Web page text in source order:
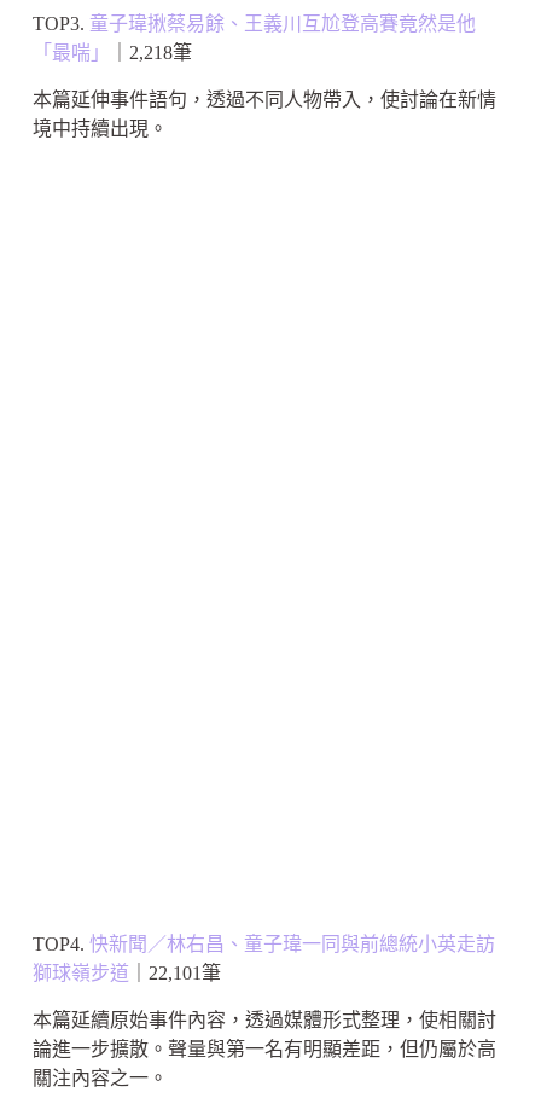
TOP3. 童子瑋揪蔡易餘、王義川互尬登高賽竟然是他
「最喘」
｜2,218筆
本篇延伸事件語句，透過不同人物帶入，使討論在新情
境中持續出現。
TOP4. 快新聞／林右昌、童子瑋一同與前總統小英走訪
獅球嶺步道 ｜22,101筆
本篇延續原始事件內容，透過媒體形式整理，使相關討
論進一步擴散。聲量與第一名有明顯差距，但仍屬於高
關注內容之一。